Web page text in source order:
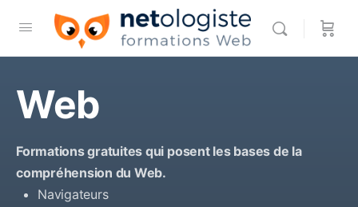
Web
Formations gratuites qui posent les bases de la
compréhension du Web.
Navigateurs